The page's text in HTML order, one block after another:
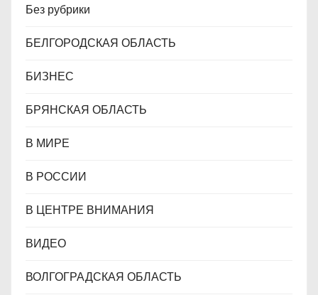
Без рубрики
БЕЛГОРОДСКАЯ ОБЛАСТЬ
БИЗНЕС
БРЯНСКАЯ ОБЛАСТЬ
В МИРЕ
В РОССИИ
В ЦЕНТРЕ ВНИМАНИЯ
ВИДЕО
ВОЛГОГРАДСКАЯ ОБЛАСТЬ